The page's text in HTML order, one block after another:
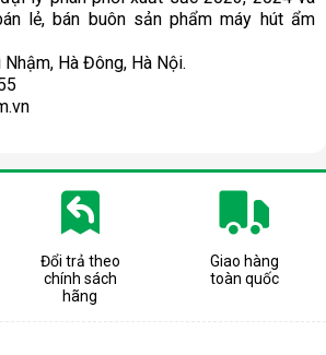
lẻ, bán buôn sản phẩm máy hút ẩm
Hà Đông, Hà Nội.
Đổi trả theo
chính sách
hãng
Giao hàng
toàn quốc